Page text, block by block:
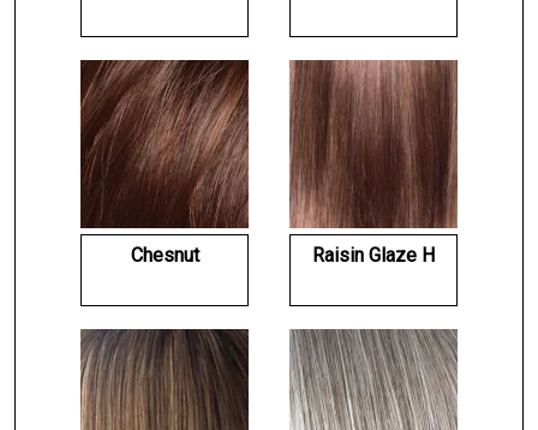
Chesnut Raisin Glaze H